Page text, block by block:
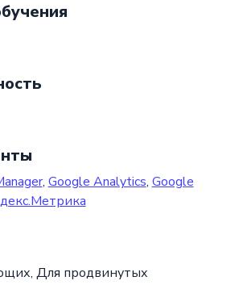
, Google Analytics, Google
Для продвинутых